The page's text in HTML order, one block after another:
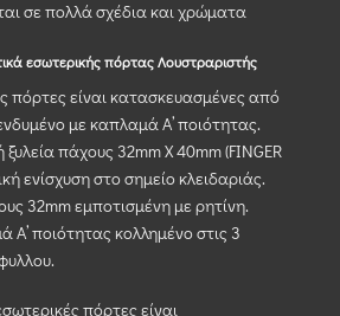
σε πολλά σχέδια και χρώματα
εσωτερικής πόρτας Λουστραριστής
πόρτες είναι κατασκευασμένες από
με καπλαμά Α’ ποιότητας.
ξυλεία πάχους 32mm X 40mm (FINGER
ενίσχυση στο σημείο κλειδαριάς.
32mm εμποτισμένη με ρητίνη.
Α’ ποιότητας κολλημένο στις 3
πόρτες είναι